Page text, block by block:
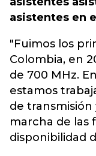
asistentes en
"Fuimos los
Colombia, en
de 700 MHz.
estamos
de
marcha de las
disponibilidad